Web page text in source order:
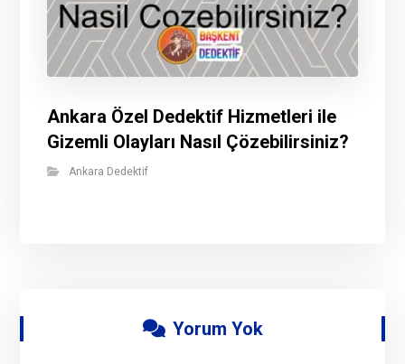
Ankara Özel Dedektif Hizmetleri ile
Gizemli Olayları Nasıl Çözebilirsiniz?
Ankara Dedektif
Yorum Yok